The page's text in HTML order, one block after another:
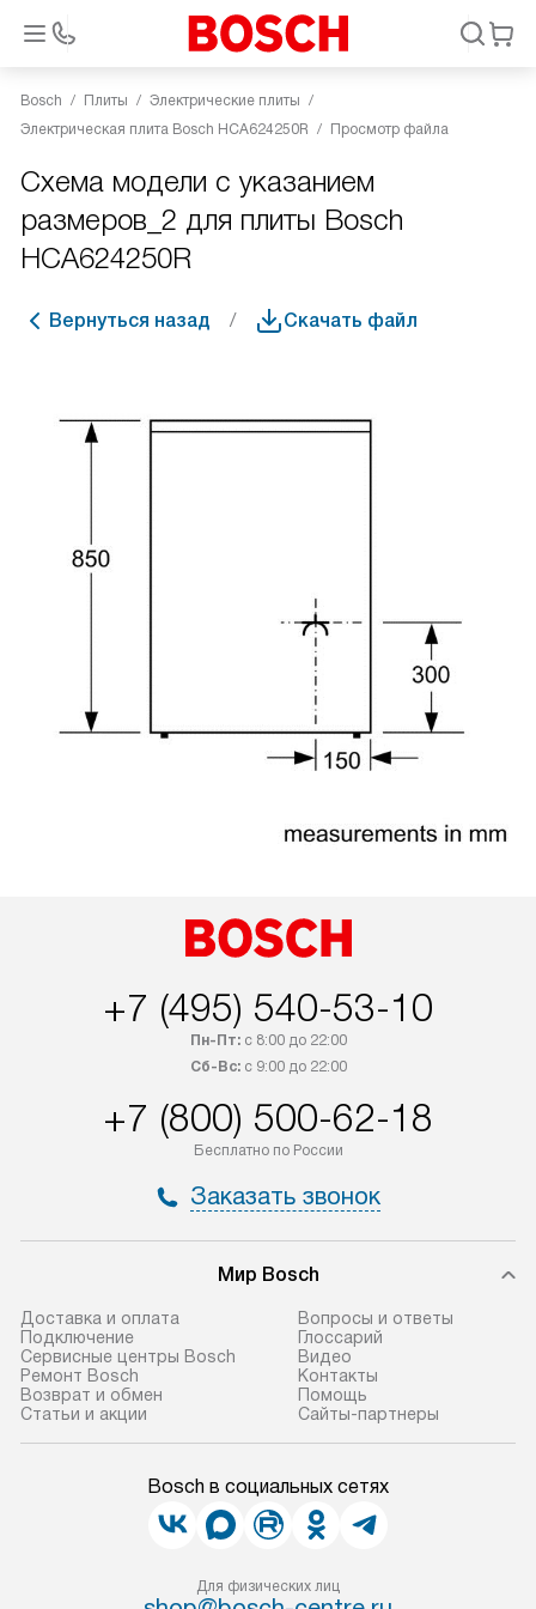
Bosch Плиты
Электрические плиты
Электрическая плита Bosch HCA624250R
Просмотр файла
Схема модели с указанием
размеров_2 для плиты Bosch
HCA624250R
Вернуться назад Скачать файл
+7 (495) 540-53-10
Пн-Пт:с 8:00 до 22:00
Сб-Вс:с 9:00 до 22:00
+7 (800) 500-62-18
Бесплатно по России
Заказать звонок
Мир Bosch
Доставка и оплата
Подключение
Сервисные центры Bosch
Ремонт Bosch
Возврат и обмен
Статьи и акции
Вопросы и ответы
Глоссарий
Видео
Контакты
Помощь
Сайты-партнеры
Bosch в социальных сетях
Для физических лиц